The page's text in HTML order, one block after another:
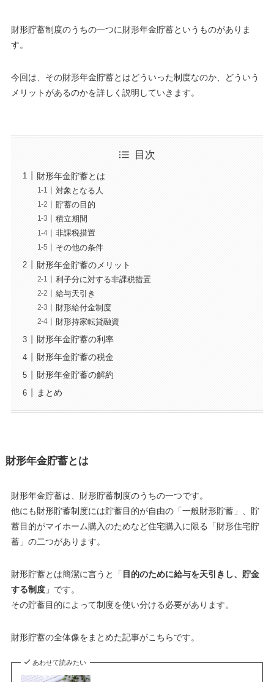
財形貯蓄制度のうちの一つに財形年金貯蓄というものがありま
す。
今回は、その財形年金貯蓄とはどういった制度なのか、どういう
メリットがあるのかを詳しく説明していきます。
目次
財形年金貯蓄とは
対象となる人
貯蓄の目的
積立期間
非課税措置
その他の条件
財形年金貯蓄のメリット
利子分に対する非課税措置
給与天引き
財形給付金制度
財形持家転貸融資
財形年金貯蓄の利率
財形年金貯蓄の税金
財形年金貯蓄の解約
まとめ
財形年金貯蓄とは
財形年金貯蓄は、財形貯蓄制度のうちの一つです。
他にも財形貯蓄制度には貯蓄目的が自由の「一般財形貯蓄」、貯
蓄目的がマイホーム購入のためなど住宅購入に限る「財形住宅貯
蓄」の二つがあります。
財形貯蓄とは簡潔に言うと「 目的のために給与を天引きし、貯金
する制度」です。
その貯蓄目的によって制度を使い分ける必要があります。
財形貯蓄の全体像をまとめた記事がこちらです。
あわせて読みたい